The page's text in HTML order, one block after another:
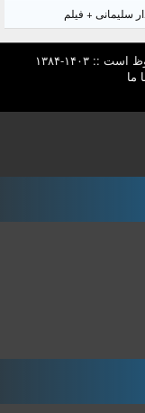
سلیمانی + فیلم
۱۴۰۳-۱۳۸۴
ما